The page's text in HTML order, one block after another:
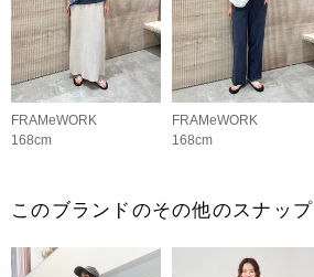
FRAMeWORK
168cm
FRAMeWORK
168cm
このブランドのその他のスナップ